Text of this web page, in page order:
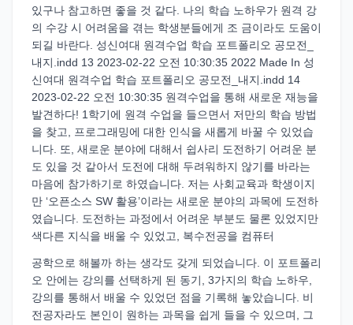
있구나 참고하면 좋을 것 같다. 나의 학습 노하우가 원격 강
의 수강 시 어려움을 겪는 학생분들에게 조 금이라도 도움이
되길 바란다. 성신여대 원격수업 학습 포트폴리오 공모전_
내지.indd 13 2023-02-22 오전 10:30:35 2022 Made In 성
신여대 원격수업 학습 포트폴리오 공모전_내지.indd 14
2023-02-22 오전 10:30:35 원격수업을 통해 새로운 재능을
발견하다! 1학기에 원격 수업을 들으면서 저만의 학습 방법
을 찾고, 프로그래밍에 대한 인식을 새롭게 바꿀 수 있었습
니다. 또, 새로운 분야에 대해서 쉽사리 도전하기 어려운 분
도 있을 것 같아서 도전에 대해 두려워하지 않기를 바라는
마음에 참가하기로 하였습니다. 저는 사회교육과 학생이지
만 ‘오픈소스 SW 활용’이라는 새로운 분야의 과목에 도전하
였습니다. 도전하는 과정에서 어려운 부분도 물론 있었지만
색다른 지식을 배울 수 있었고, 복수전공을 컴퓨터
공학으로 해볼까 하는 생각도 갖게 되었습니다. 이 포트폴리
오 안에는 강의를 선택하게 된 동기, 3가지의 학습 노하우,
강의를 통해서 배울 수 있었던 점을 기록해 놓았습니다. 비
전공자라도 본인이 원하는 과목을 쉽게 들을 수 있으며, 그